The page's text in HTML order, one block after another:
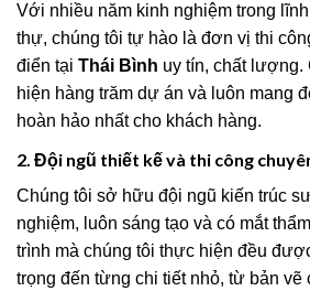
Với nhiều năm kinh nghiệm trong
thự, chúng tôi tự hào là đơn vị thi
điển tại Thái Bình uy tín, chất lượng.
hiện hàng trăm dự án và luôn mang
hoàn hảo nhất cho khách hàng.
2. Đội ngũ thiết kế và thi công
Chúng tôi sở hữu đội ngũ kiến trúc
nghiệm, luôn sáng tạo và có mắt
trình mà chúng tôi thực hiện đều
trọng đến từng chi tiết nhỏ, từ bản vẽ